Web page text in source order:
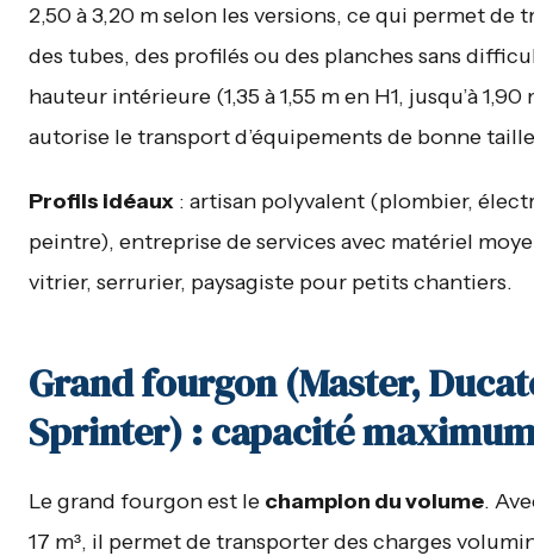
2,50 à 3,20 m selon les versions, ce qui permet de
des tubes, des profilés ou des planches sans
hauteur intérieure (1,35 à 1,55 m en H1, jusqu’à 1,90
autorise le transport d’équipements de bonne
Profils idéaux : artisan polyvalent (plombier,
peintre), entreprise de services avec matériel
vitrier, serrurier, paysagiste pour petits chantiers.
Grand fourgon (Master,
Sprinter) : capacité
Le grand fourgon est le champion du volume.
17 m³, il permet de transporter des charges